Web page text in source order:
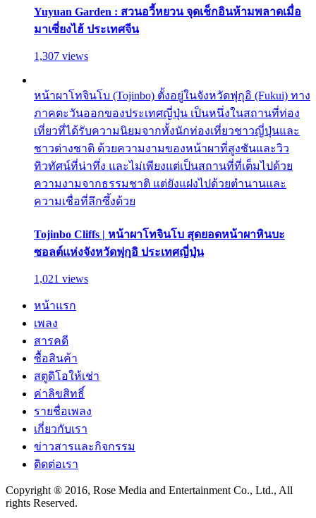
Yuyuan Garden : สวนอวี้หยวน จุดเช็กอินห้ามพลาดเมื่อ
มาเซี่ยงไฮ้ ประเทศจีน
1,307 views
หน้าผาโทจินโบ (Tojinbo) ตั้งอยู่ในจังหวัดฟุกุอิ (Fukui) ทาง
ภาคตะวันออกของประเทศญี่ปุ่น เป็นหนึ่งในสถานที่ท่อง
เที่ยวที่ได้รับความนิยมจากทั้งนักท่องเที่ยวชาวญี่ปุ่นและ
ชาวต่างชาติ ด้วยความงามของหน้าผาที่สูงชันและวิว
ทิวทัศน์ที่น่าทึ่ง และไม่เพียงแต่เป็นสถานที่ที่เต็มไปด้วย
ความงามจากธรรมชาติ แต่ยังแฝงไปด้วยตำนานและ
ความเชื่อที่ลึกซึ้งด้วย
Tojinbo Cliffs | หน้าผาโทจินโบ สุดยอดหน้าผาหินบะ
ซอลต์แห่งจังหวัดฟุกุอิ ประเทศญี่ปุ่น
1,021 views
หน้าแรก
เพลง
สารคดี
ซื้อสินค้า
สตูดิโอให้เช่า
ค่าลิขสิทธิ์
รายชื่อเพลง
เกี่ยวกับเรา
ข่าวสารและกิจกรรม
ติดต่อเรา
Copyright ® 2016, Rose Media and Entertainment Co., Ltd., All
rights Reserved.